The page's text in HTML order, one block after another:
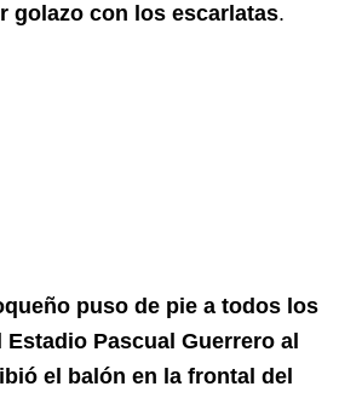
golazo con los escarlatas.
puso de pie a todos los
Pascual Guerrero al
el balón en la frontal del